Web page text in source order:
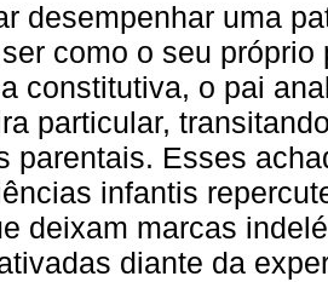
desempenhar uma
como o seu
constitutiva, o pai
particular,
parentais. Esses
infantis
deixam marcas
diante da